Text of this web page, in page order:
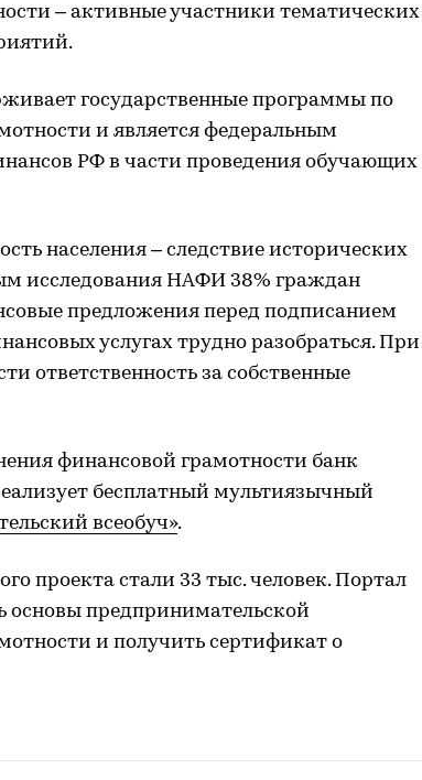
– активные участники тематических
государственные программы по
и является федеральным
РФ в части проведения обучающих
населения – следствие исторических
исследования НАФИ 38% граждан
предложения перед подписанием
услугах трудно разобраться. При
ответственность за собственные
финансовой грамотности банк
бесплатный мультиязычный
всеобуч».
проекта стали 33 тыс. человек. Портал
основы предпринимательской
и получить сертификат о